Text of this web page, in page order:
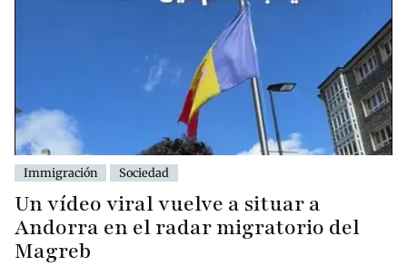
Immigración Sociedad
Un vídeo viral vuelve a situar a
Andorra en el radar migratorio del
Magreb